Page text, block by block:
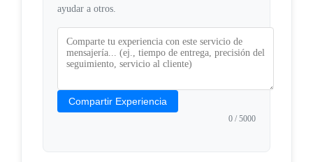
ayudar a otros.
Compartir Experiencia
0 / 5000